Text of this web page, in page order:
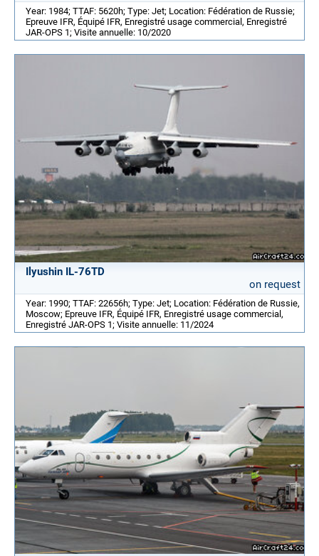
Year: 1984; TTAF: 5620h; Type: Jet; Location: Fédération de Russie;
Epreuve IFR, Équipé IFR, Enregistré usage commercial, Enregistré
JAR-OPS 1; Visite annuelle: 10/2020
Ilyushin IL-76TD
on request
Year: 1990; TTAF: 22656h; Type: Jet; Location: Fédération de Russie,
Moscow; Epreuve IFR, Équipé IFR, Enregistré usage commercial,
Enregistré JAR-OPS 1; Visite annuelle: 11/2024